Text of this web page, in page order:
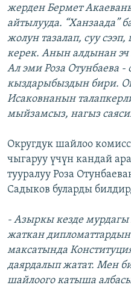
жерден Бермет
айтылууда. “Ханзаада”
жолун тазалап, суу
керек. Анын алдынан
Ал эми Роза Отунбаева -
кыздарыбыздын бири.
Исаковнанын
мыйзамсыз, нагыз
Округдук шайлоо
чыгаруу үчүн кандай
тууралуу Роза
Садыков буларды
- Азыркы кезде
жаткан
максатында
даярдалып жатат. Мен
шайлоого катыша